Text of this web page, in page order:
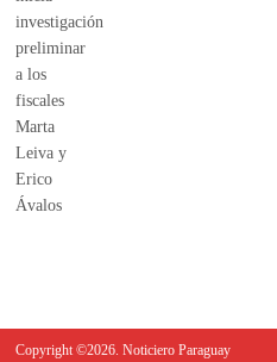
Copyright ©2026. Noticiero Paraguay